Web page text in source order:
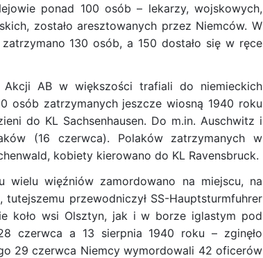
ponad 100 osób – lekarzy, wojskowych,
zostało aresztowanych przez Niemców. W
130 osób, a 150 dostało się w ręce
AB w większości trafiali do niemieckich
osób zatrzymanych jeszcze wiosną 1940 roku
do KL Sachsenhausen. Do m.in. Auschwitz i
(16 czerwca). Polaków zatrzymanych w
kobiety kierowano do KL Ravensbruck.
więźniów zamordowano na miejscu, na
przewodniczył SS-Hauptsturmfuhrer
koło wsi Olsztyn, jak i w borze iglastym pod
czerwca a 13 sierpnia 1940 roku – zginęło
29 czerwca Niemcy wymordowali 42 oficerów